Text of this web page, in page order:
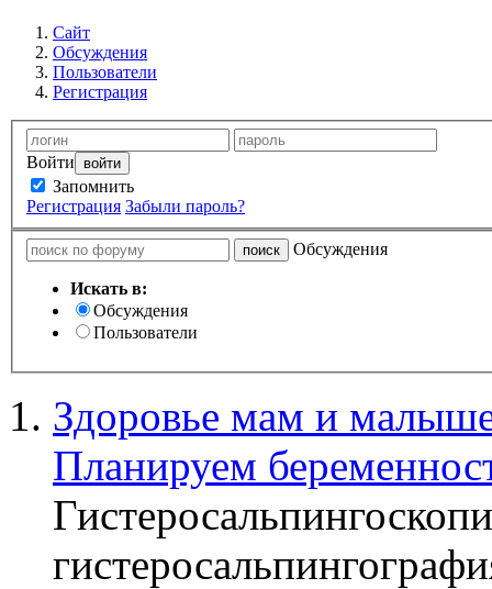
Сайт
Обсуждения
Пользователи
Регистрация
Войти
Запомнить
Регистрация Забыли пароль?
Обсуждения
Искать в:
Обсуждения
Пользователи
Здоровье мам и
Планируем